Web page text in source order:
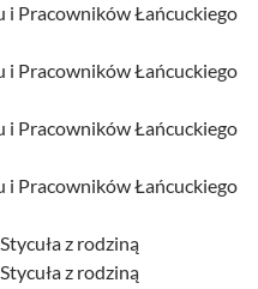
Pracowników Łańcuckiego
Pracowników Łańcuckiego
Pracowników Łańcuckiego
Pracowników Łańcuckiego
z rodziną
z rodziną